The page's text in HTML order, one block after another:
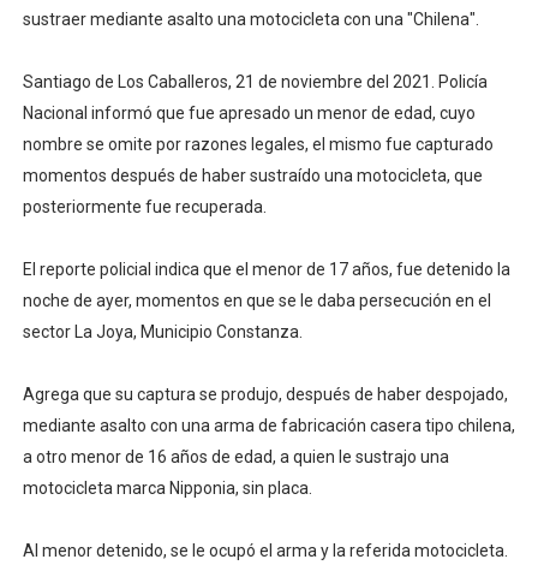
sustraer mediante asalto una motocicleta con una "Chilena".
Santiago de Los Caballeros, 21 de noviembre del 2021. Policía
Nacional informó que fue apresado un menor de edad, cuyo
nombre se omite por razones legales, el mismo fue capturado
momentos después de haber sustraído una motocicleta, que
posteriormente fue recuperada.
El reporte policial indica que el menor de 17 años, fue detenido la
noche de ayer, momentos en que se le daba persecución en el
sector La Joya, Municipio Constanza.
Agrega que su captura se produjo, después de haber despojado,
mediante asalto con una arma de fabricación casera tipo chilena,
a otro menor de 16 años de edad, a quien le sustrajo una
motocicleta marca Nipponia, sin placa.
Al menor detenido, se le ocupó el arma y la referida motocicleta.